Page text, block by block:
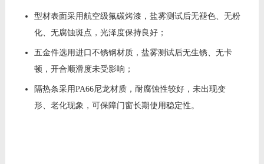
型材表面采用航空级氟碳烤漆，盐雾测试后无褪色、无粉
化、无腐蚀斑点，光泽度保持良好；
五金件选用进口不锈钢材质，盐雾测试后无生锈、无卡
顿，开合顺滑度未受影响；
隔热条采用PA66尼龙材质，耐腐蚀性较好，未出现变
形、老化现象，可保障门窗长期使用稳定性。